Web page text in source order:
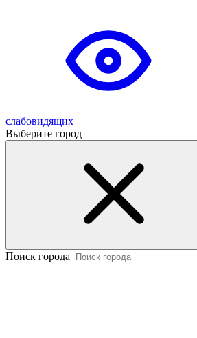
слабовидящих
Выберите город
Поиск города